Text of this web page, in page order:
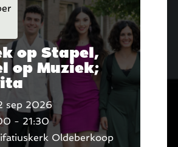
op Stapel,
op Muziek;
sep 2026
- 21:30
Oldeberkoop